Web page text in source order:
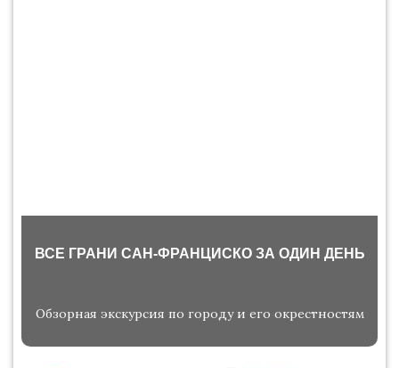
ВСЕ ГРАНИ САН-ФРАНЦИСКО ЗА ОДИН ДЕНЬ
Обзорная экскурсия по городу и его окрестностям